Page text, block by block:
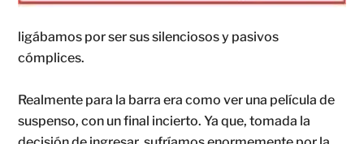
ligábamos por ser sus silenciosos y pasivos
cómplices.
Realmente para la barra era como ver una película de
suspenso, con un final incierto. Ya que, tomada la